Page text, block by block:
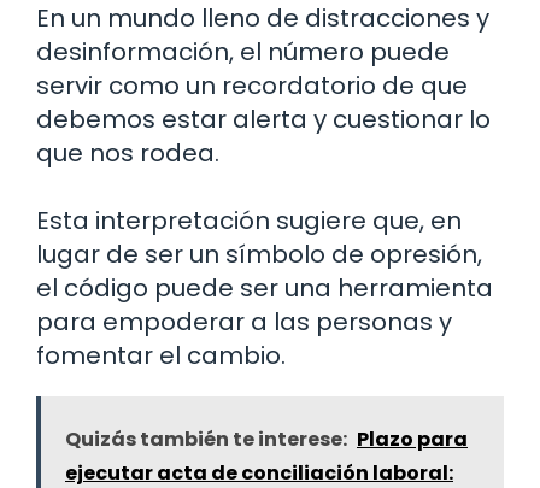
En un mundo lleno de distracciones y
desinformación, el número puede
servir como un recordatorio de que
debemos estar alerta y cuestionar lo
que nos rodea.
Esta interpretación sugiere que, en
lugar de ser un símbolo de opresión,
el código puede ser una herramienta
para empoderar a las personas y
fomentar el cambio.
Quizás también te interese: Plazo para
ejecutar acta de conciliación laboral: